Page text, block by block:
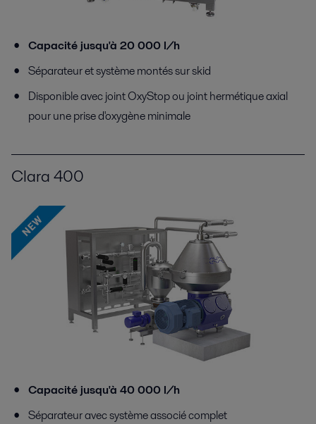
Capacité jusqu'à 20 000 l/h
Séparateur et système montés sur skid
Disponible avec joint OxyStop ou joint hermétique axial
pour une prise d'oxygène minimale
Clara 400
Capacité jusqu'à 40 000 l/h
Séparateur avec système associé complet